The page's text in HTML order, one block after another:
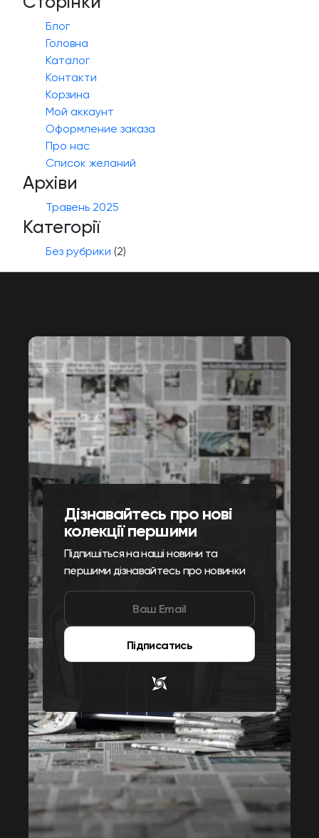
Блог
Головна
Каталог
Контакти
Корзина
Мой аккаунт
Оформление заказа
Про нас
Список желаний
Архіви
Травень 2025
Категорії
Без рубрики (2)
Дізнавайтесь про нові
колекції першими
Підпишіться на наші новини та
першими дізнавайтесь про новинки
Підписатись